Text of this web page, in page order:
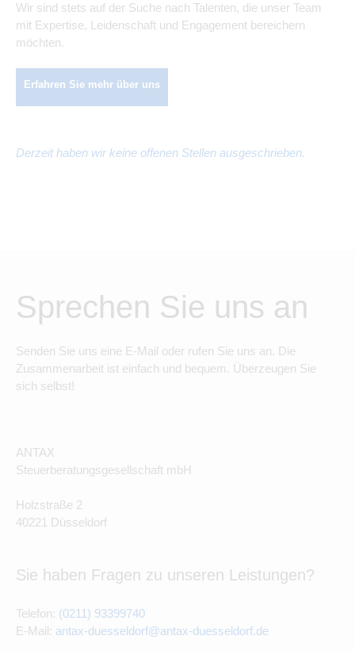
Wir sind stets auf der Suche nach Talenten, die unser Team
mit Expertise, Leidenschaft und Engagement bereichern
möchten.
Erfahren Sie mehr über uns
Derzeit haben wir keine offenen Stellen ausgeschrieben.
Sprechen Sie uns an
Senden Sie uns eine E-Mail oder rufen Sie uns an. Die
Zusammenarbeit ist einfach und bequem. Überzeugen Sie
sich selbst!
ANTAX
Steuerberatungsgesellschaft mbH
Holzstraße 2
40221 Düsseldorf
Sie haben Fragen zu unseren Leistungen?
Telefon: (0211) 93399740
E-Mail: antax-duesseldorf@antax-duesseldorf.de